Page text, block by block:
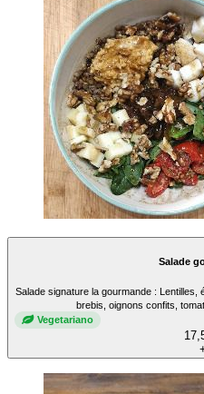
Salade
Salade signature la gourmande :
brebis, oignons confits,
Vegetariano